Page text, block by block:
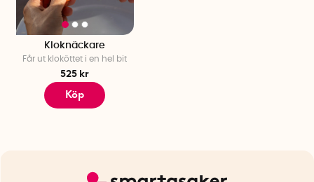
Kloknäckare
Får ut kloköttet i en hel bit
525 kr
Köp